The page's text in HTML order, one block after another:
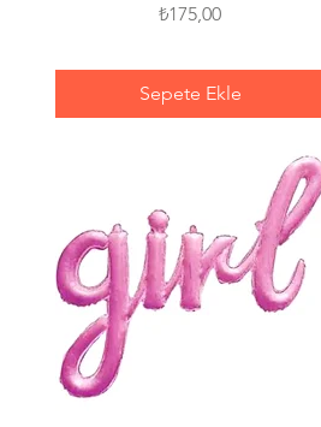
Fiyat
₺175,00
Sepete Ekle